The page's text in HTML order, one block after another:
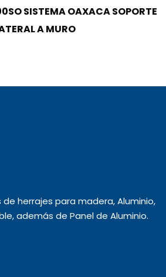
SISTEMA OAXACA SOPORTE
A MURO
herrajes para madera, Aluminio,
además de Panel de Aluminio.